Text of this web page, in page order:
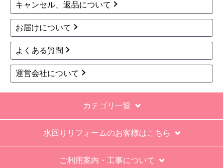
キャンセル、返品について
お届けについて
よくある質問
運営会社について
カテゴリ一覧
水回りリフォームのお客様はこちら
ご利用案内・工事について